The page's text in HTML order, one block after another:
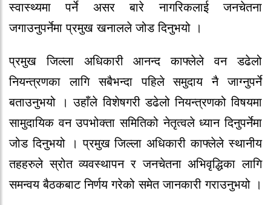
स्वास्थ्यमा पर्ने असर बारे नागरिकलाई जनचेतना
जगाउनुपर्नेमा प्रमुख खनालले जोड दिनुभयो ।
प्रमुख जिल्ला अधिकारी आनन्द काफ्लेले वन डढेलो
नियन्त्रणका लागि सबैभन्दा पहिले समुदाय नै जाग्नुपर्ने
बताउनुभयो । उहाँले विशेषगरी डढेलो नियन्त्रणको विषयमा
सामुदायिक वन उपभोक्ता समितिको नेतृत्वले ध्यान दिनुपर्नेमा
जोड दिनुभयो । प्रमुख जिल्ला अधिकारी काफ्लेले स्थानीय
तहहरुले स्रोत व्यवस्थापन र जनचेतना अभिवृद्धिका लागि
समन्वय बैठकबाट निर्णय गरेको समेत जानकारी गराउनुभयो ।